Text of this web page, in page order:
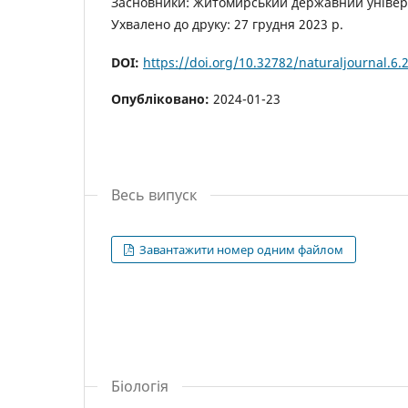
Ухвалено до друку: 27 грудня 2023 р.
DOI: https://doi.org/10.32782/
Опубліковано: 2024-01-23
Весь випуск
Завантажити номер одним файлом
Біологія